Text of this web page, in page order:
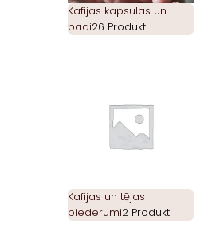
Kafijas kapsulas un
padi26 Produkti
Kafijas un tējas
piederumi2 Produkti